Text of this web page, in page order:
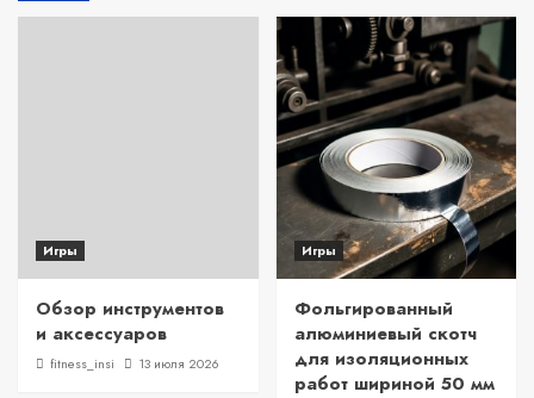
Игры
Обзор инструментов
и аксессуаров
fitness_insi 13 июля 2026
Игры
Фольгированный
алюминиевый скотч
для изоляционных
работ шириной 50 мм